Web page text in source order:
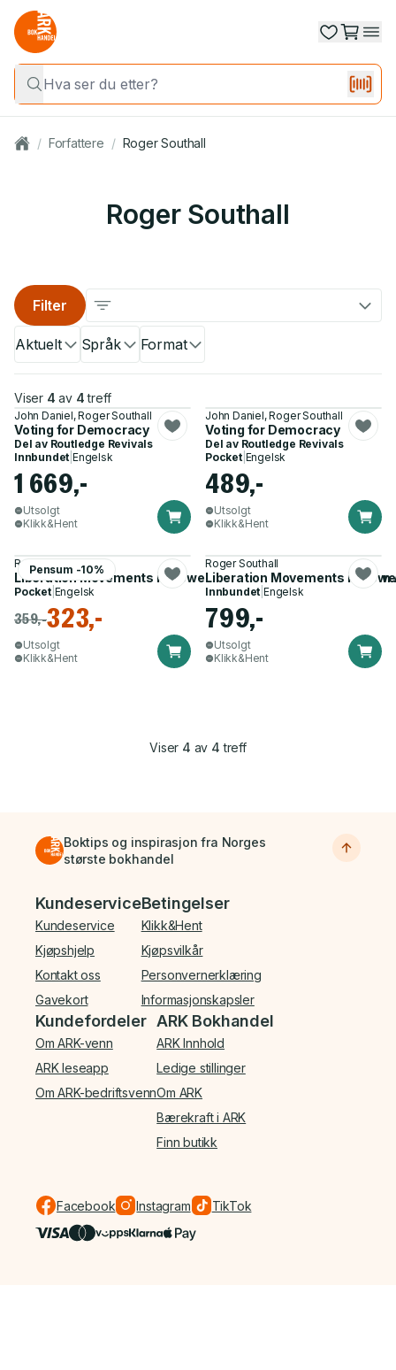
/ Forfattere / Roger Southall
Roger Southall
Aktuelt Språk Format
Filter
Viser 4 av 4 treff
John Daniel, Roger Southall
Voting for Democracy
Del av Routledge Revivals
Innbundet |Engelsk
1 669,-
Utsolgt
Klikk&Hent
John Daniel, Roger Southall
Voting for Democracy
Del av Routledge Revivals
Pocket| Engelsk
489,-
Utsolgt
Klikk&Hent
Pensum -10%
Roger Southall
Liberation Movements in Power – Party and State in
Pocket| Engelsk
359,-323,-
Utsolgt
Klikk&Hent
Roger Southall
Liberation Movements in
Innbundet |Engelsk
799,-
Utsolgt
Klikk&Hent
Viser 4 av 4 treff
Boktips og inspirasjon fra Norges
største bokhandel
Bunnmeny
Kundeservice
Kundeservice
Kjøpshjelp
Kontakt oss
Gavekort
Betingelser
Klikk&Hent
Kjøpsvilkår
Personvernerklæring
Informasjonskapsler
Kundefordeler
Om ARK-venn
ARK leseapp
Om ARK-bedriftsvenn
ARK Bokhandel
ARK Innhold
Ledige stillinger
Om ARK
Bærekraft i ARK
Finn butikk
Facebook Instagram TikTok